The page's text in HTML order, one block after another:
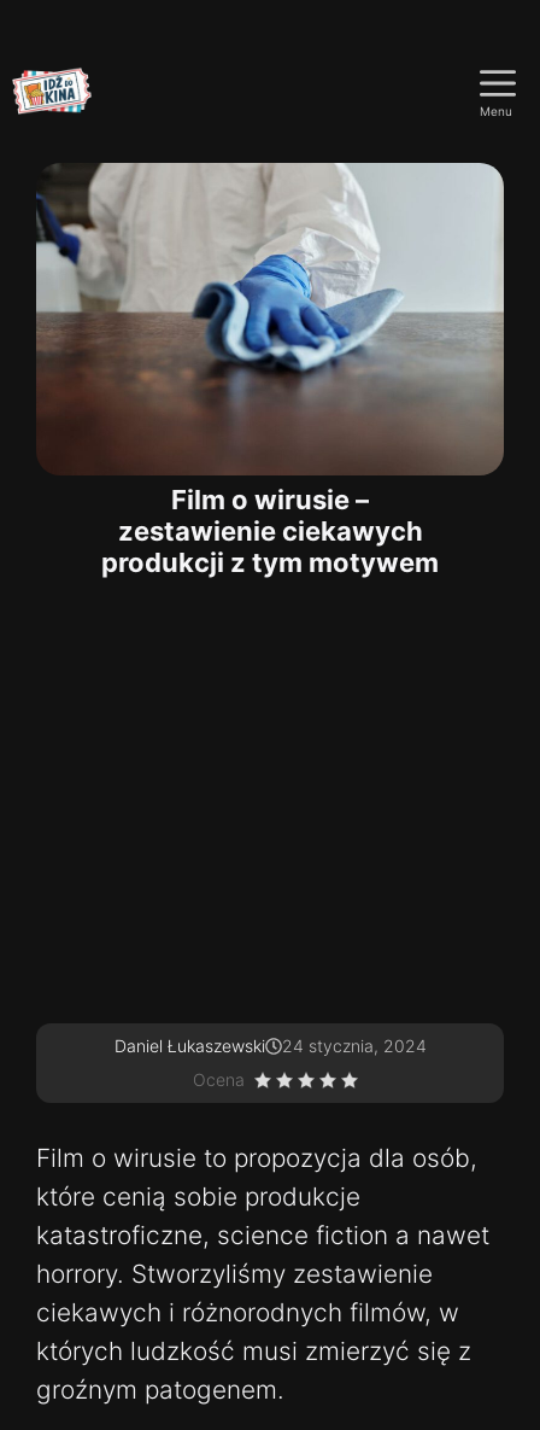
do
treści
Menu
Film o wirusie –
zestawienie ciekawych
produkcji z tym motywem
Daniel Łukaszewski
24 stycznia, 2024
Ocena
Film o wirusie to propozycja dla osób,
które cenią sobie produkcje
katastroficzne, science fiction a nawet
horrory. Stworzyliśmy zestawienie
ciekawych i różnorodnych filmów, w
których ludzkość musi zmierzyć się z
groźnym patogenem.